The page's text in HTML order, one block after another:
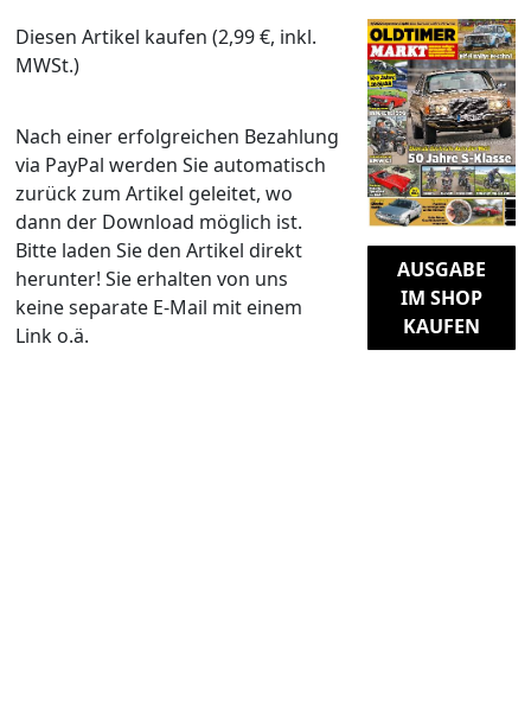
Diesen Artikel kaufen (2,99 €, inkl.
MWSt.)
Nach einer erfolgreichen Bezahlung
via PayPal werden Sie automatisch
zurück zum Artikel geleitet, wo
dann der Download möglich ist.
Bitte laden Sie den Artikel direkt
herunter! Sie erhalten von uns
keine separate E-Mail mit einem
Link o.ä.
AUSGABE
IM SHOP
KAUFEN